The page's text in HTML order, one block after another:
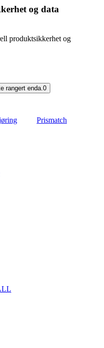
og data
produktsikkerhet og
rangert enda.0
Prismatch